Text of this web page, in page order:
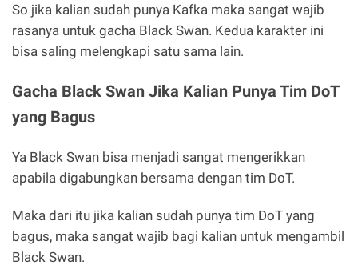
So jika kalian sudah punya Kafka maka sangat wajib
rasanya untuk gacha Black Swan. Kedua karakter ini
bisa saling melengkapi satu sama lain.
Gacha Black Swan Jika Kalian Punya Tim DoT
yang Bagus
Ya Black Swan bisa menjadi sangat mengerikkan
apabila digabungkan bersama dengan tim DoT.
Maka dari itu jika kalian sudah punya tim DoT yang
bagus, maka sangat wajib bagi kalian untuk mengambil
Black Swan.